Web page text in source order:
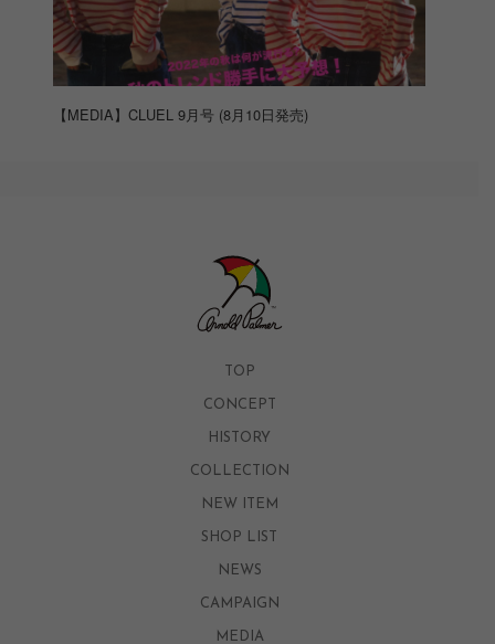
【MEDIA】CLUEL 9月号 (8月10日発売)
TOP
CONCEPT
HISTORY
COLLECTION
NEW ITEM
SHOP LIST
NEWS
CAMPAIGN
MEDIA